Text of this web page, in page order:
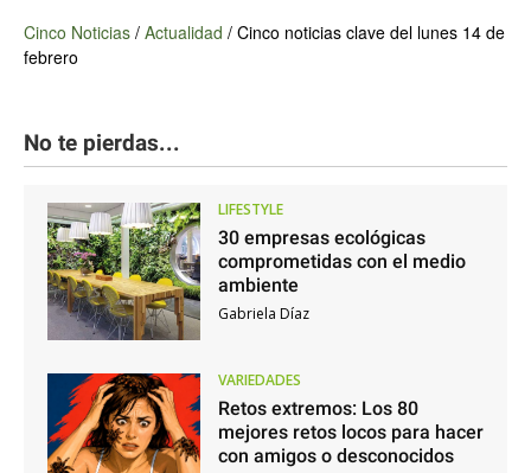
Cinco Noticias / Actualidad / Cinco noticias clave del lunes 14 de
febrero
No te pierdas...
LIFESTYLE
30 empresas ecológicas
comprometidas con el medio
ambiente
Gabriela Díaz
VARIEDADES
Retos extremos: Los 80
mejores retos locos para hacer
con amigos o desconocidos